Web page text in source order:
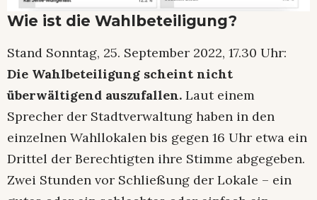
Wie ist die Wahlbeteiligung?
Stand Sonntag, 25. September 2022, 17.30 Uhr:
Die Wahlbeteiligung scheint nicht
überwältigend auszufallen. Laut einem
Sprecher der Stadtverwaltung haben in den
einzelnen Wahllokalen bis gegen 16 Uhr etwa ein
Drittel der Berechtigten ihre Stimme abgegeben.
Zwei Stunden vor Schließung der Lokale – ein